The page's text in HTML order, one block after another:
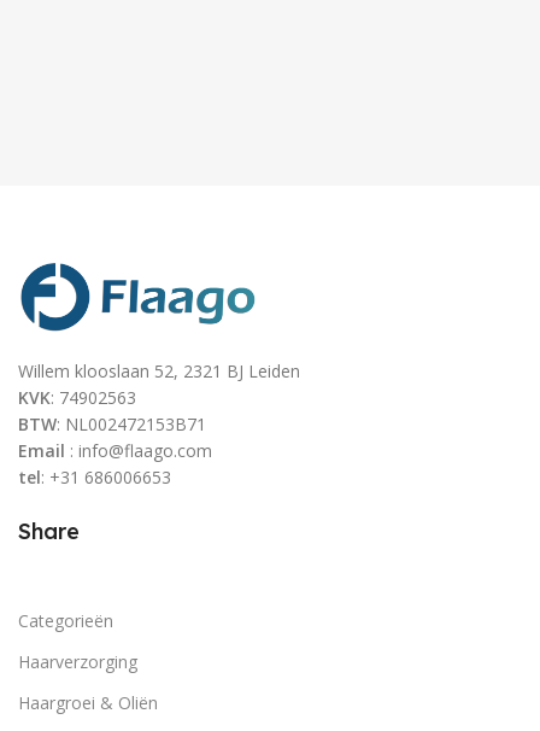
Willem klooslaan 52, 2321 BJ Leiden
KVK: 74902563
BTW: NL002472153B71
Email : info@flaago.com
tel: +31 686006653
Share
Categorieën
Haarverzorging
Haargroei & Oliën